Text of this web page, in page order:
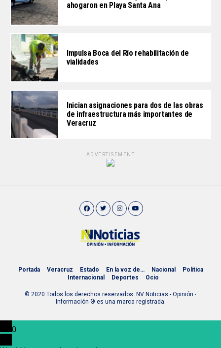
ahogaron en Playa Santa Ana
Impulsa Boca del Río rehabilitación de
vialidades
Inician asignaciones para dos de las obras
de infraestructura más importantes de
Veracruz
ADVERTISEMENT
Portada Veracruz Estado En la voz de… Nacional
Política
Internacional
Deportes Ocio
© 2020 Todos los derechos reservados. NV Noticias - Opinión ∙
Información ® es una marca registrada.
0